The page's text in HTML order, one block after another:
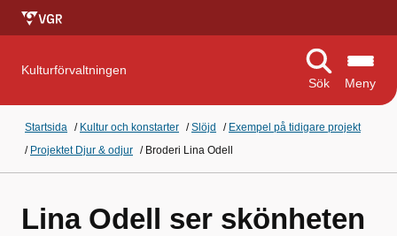
Kulturförvaltningen
Sök
Meny
Startsida / Kultur och konstarter /Slöjd / Exempel på tidigare projekt
/ Projektet Djur & odjur / Broderi Lina Odell
Lina Odell ser skönheten